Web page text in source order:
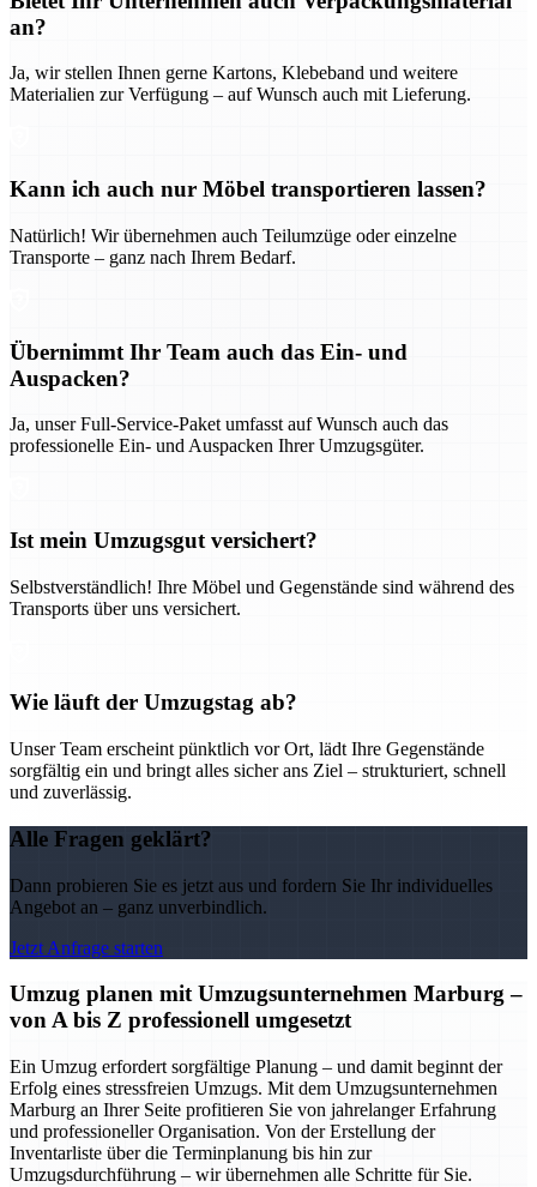
an?
Ja, wir stellen Ihnen gerne Kartons, Klebeband und weitere
Materialien zur Verfügung – auf Wunsch auch mit Lieferung.
Kann ich auch nur Möbel transportieren lassen?
Natürlich! Wir übernehmen auch Teilumzüge oder einzelne
Transporte – ganz nach Ihrem Bedarf.
Übernimmt Ihr Team auch das Ein- und
Auspacken?
Ja, unser Full-Service-Paket umfasst auf Wunsch auch das
professionelle Ein- und Auspacken Ihrer Umzugsgüter.
Ist mein Umzugsgut versichert?
Selbstverständlich! Ihre Möbel und Gegenstände sind während des
Transports über uns versichert.
Wie läuft der Umzugstag ab?
Unser Team erscheint pünktlich vor Ort, lädt Ihre Gegenstände
sorgfältig ein und bringt alles sicher ans Ziel – strukturiert, schnell
und zuverlässig.
Alle Fragen geklärt?
Dann probieren Sie es jetzt aus und fordern Sie Ihr individuelles
Angebot an – ganz unverbindlich.
Jetzt Anfrage starten
Umzug planen mit Umzugsunternehmen Marburg –
von A bis Z professionell umgesetzt
Ein Umzug erfordert sorgfältige Planung – und damit beginnt der
Erfolg eines stressfreien Umzugs. Mit dem Umzugsunternehmen
Marburg an Ihrer Seite profitieren Sie von jahrelanger Erfahrung
und professioneller Organisation. Von der Erstellung der
Inventarliste über die Terminplanung bis hin zur
Umzugsdurchführung – wir übernehmen alle Schritte für Sie.